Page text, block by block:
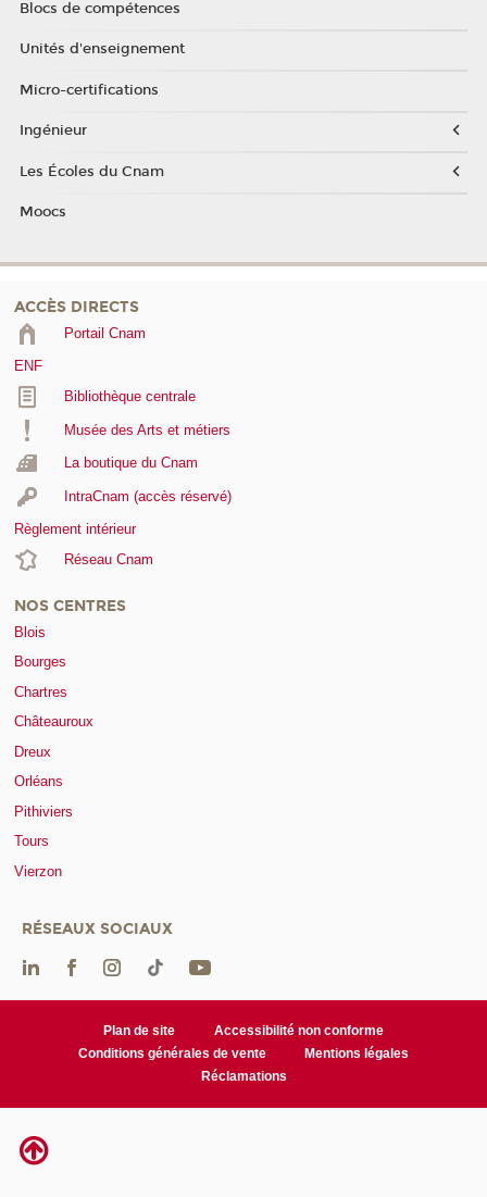
Blocs de compétences
Unités d'enseignement
Micro-certifications
Ingénieur
Les Écoles du Cnam
Moocs
ACCÈS DIRECTS
Portail Cnam
ENF
Bibliothèque centrale
Musée des Arts et métiers
La boutique du Cnam
IntraCnam (accès réservé)
Règlement intérieur
Réseau Cnam
NOS CENTRES
Blois
Bourges
Chartres
Châteauroux
Dreux
Orléans
Pithiviers
Tours
Vierzon
RÉSEAUX SOCIAUX
Plan de site
Accessibilité non conforme
Conditions générales de vente
Mentions légales
Réclamations